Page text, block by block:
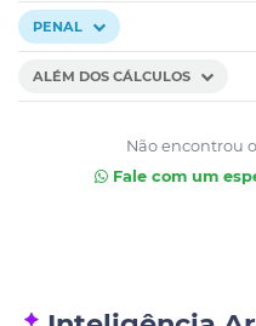
PENAL
ALÉM DOS CÁLCULOS
Não encontrou
Fale com um